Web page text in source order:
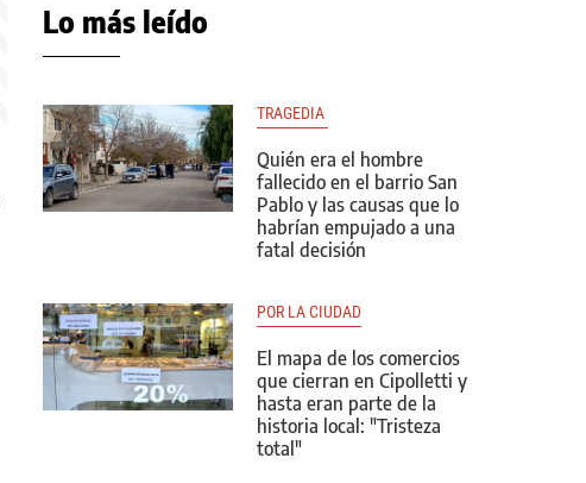
Lo más leído
TRAGEDIA
Quién era el hombre
fallecido en el barrio San
Pablo y las causas que lo
habrían empujado a una
fatal decisión
POR LA CIUDAD
El mapa de los comercios
que cierran en Cipolletti y
hasta eran parte de la
historia local: "Tristeza
total"